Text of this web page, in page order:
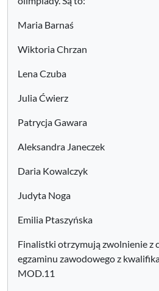
Maria Barnaś
Wiktoria Chrzan
Lena Czuba
Julia Ćwierz
Patrycja Gawara
Aleksandra Janeczek
Daria Kowalczyk
Judyta Noga
Emilia Ptaszyńska
Finalistki otrzymują zwolnienie z
egzaminu zawodowego z
MOD.11